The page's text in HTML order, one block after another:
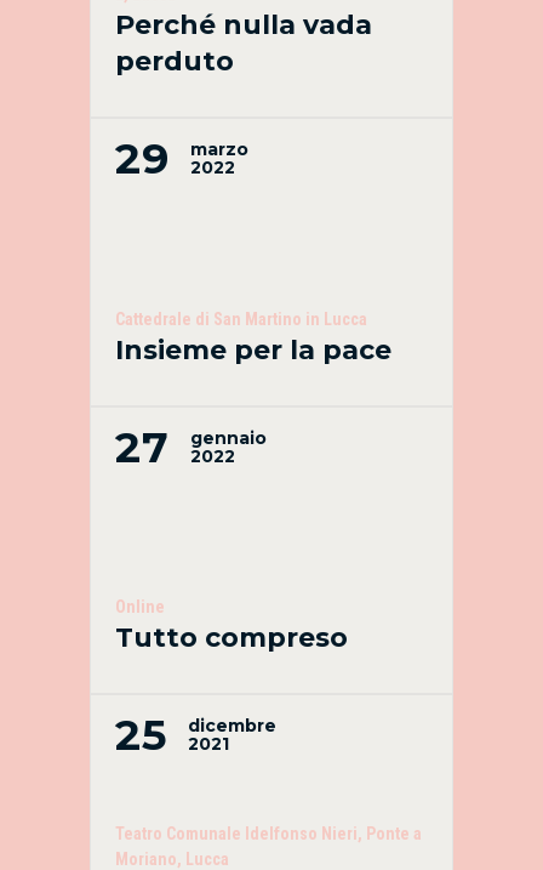
Perché nulla vada
perduto
29
marzo
2022
Cattedrale di San Martino in Lucca
Insieme per la pace
27
gennaio
2022
Online
Tutto compreso
25
dicembre
2021
Teatro Comunale Idelfonso Nieri, Ponte a
Moriano, Lucca